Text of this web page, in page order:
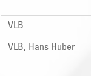
VLB
VLB, Hans Huber